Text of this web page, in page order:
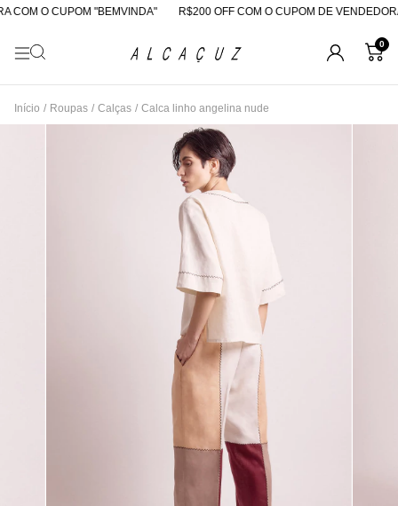
O CUPOM "BEMVINDA" R$200 OFF COM O CUPOM DE VENDEDORA
0
Início / Roupas / Calças / Calca linho angelina nude